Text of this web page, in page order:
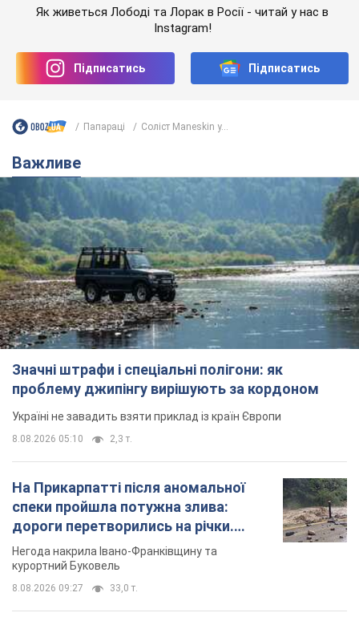
Як живеться Лободі та Лорак в Росії - читай у нас в
Instagram!
Підписатись Підписатись
Папараці Соліст Maneskin у...
Важливе
Значні штрафи і спеціальні полігони: як
проблему джипінгу вирішують за кордоном
Україні не завадить взяти приклад із країн Європи
8.08.2026 05:10 2,3 т.
На Прикарпатті після аномальної
спеки пройшла потужна злива:
дороги перетворились на річки.
Відео
Негода накрила Івано-Франківщину та
курортний Буковель
8.08.2026 09:27 33,0 т.